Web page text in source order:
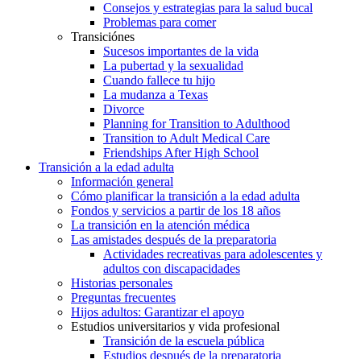
Consejos y estrategias para la salud bucal
Problemas para comer
Transiciónes
Sucesos importantes de la vida
La pubertad y la sexualidad
Cuando fallece tu hijo
La mudanza a Texas
Divorce
Planning for Transition to Adulthood
Transition to Adult Medical Care
Friendships After High School
Transición a la edad adulta
Información general
Cómo planificar la transición a la edad adulta
Fondos y servicios a partir de los 18 años
La transición en la atención médica
Las amistades después de la preparatoria
Actividades recreativas para adolescentes y
adultos con discapacidades
Historias personales
Preguntas frecuentes
Hijos adultos: Garantizar el apoyo
Estudios universitarios y vida profesional
Transición de la escuela pública
Estudios después de la preparatoria